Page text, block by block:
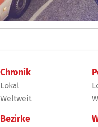
Chronik
Lokal
Weltweit
Bezirke